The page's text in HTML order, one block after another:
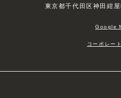
東京都千代田区神田紺
Google
コーポレー